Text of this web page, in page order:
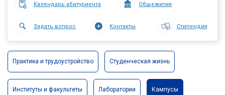
Календарь абитуриента Общежития
Задать вопрос Контакты Стипендия
Практика и трудоустройство Студенческая жизнь
Институты и факультеты Лаборатории Кампусы